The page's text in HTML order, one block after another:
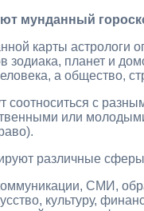
мунданный
карты астрологи
зодиака, планет и
а общество,
соотноситься с
или
различные
СМИ,
культуру,